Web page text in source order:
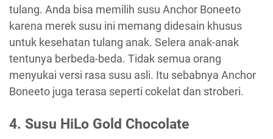
tulang. Anda bisa memilih susu Anchor Boneeto
karena merek susu ini memang didesain khusus
untuk kesehatan tulang anak. Selera anak-anak
tentunya berbeda-beda. Tidak semua orang
menyukai versi rasa susu asli. Itu sebabnya Anchor
Boneeto juga terasa seperti cokelat dan stroberi.
4. Susu HiLo Gold Chocolate